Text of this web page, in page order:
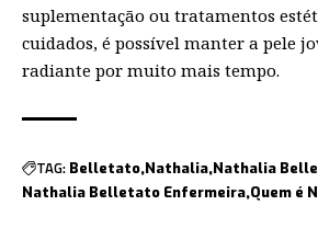
suplementação ou tratamentos
cuidados, é possível manter a pele
radiante por muito mais tempo.
TAG: Belletato Nathalia Nathalia
Nathalia Belletato Enfermeira Quem é